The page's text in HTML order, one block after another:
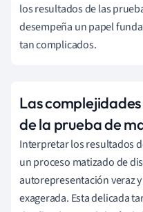
los resultados de las
desempeña un papel
tan complicados.
Las
de la prueba de
Interpretar los resultados
un proceso matizado de
autorepresentación veraz
exagerada. Esta delicada